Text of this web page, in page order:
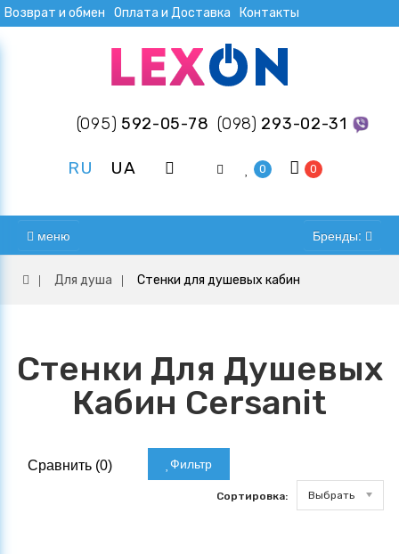
Возврат и обмен Оплата и Доставка Контакты
(095) 592-05-78 (098) 293-02-31
RU UA 0 0
меню Бренды:
Для душа Стенки для душевых кабин
Стенки Для Душевых
Кабин Cersanit
Сравнить (0) Фильтр
Сортировка: Выбрать